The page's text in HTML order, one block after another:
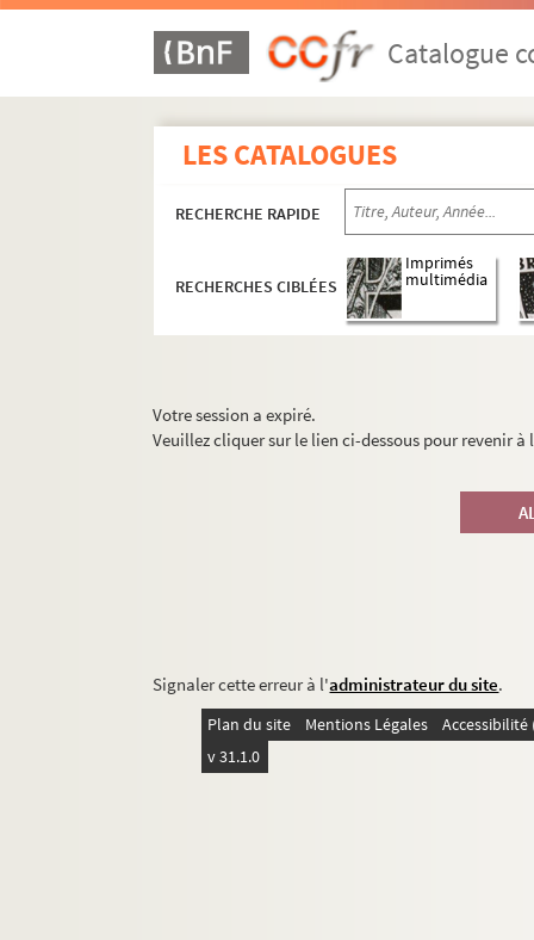
Catalogue
LES CATALOGUES
RECHERCHE RAPIDE
RECHERCHES CIBLÉES
Imprimés
multimédia
Votre session a expiré.
Veuillez cliquer sur le lien ci-dessous pour revenir
Signaler cette erreur à l'administrateur du site.
Plan du site Mentions Légales
v 31.1.0